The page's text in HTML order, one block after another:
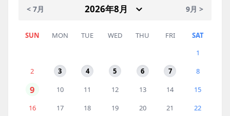
< 7月 9月 >
SUN MON TUE WED THU FRI
SAT
1
2
3 4 5 6 7 8
9 10 11 12 13 14
15
16
17 18 19 20 21
22